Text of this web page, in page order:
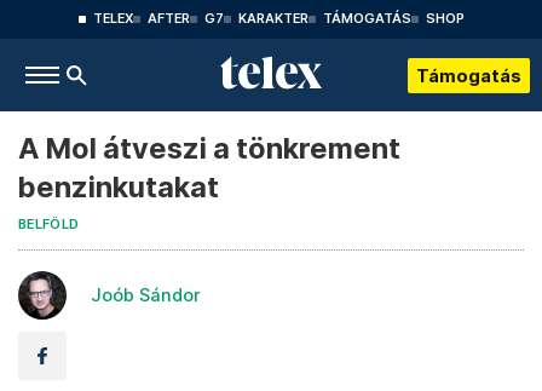
TELEX AFTER G7 KARAKTER TÁMOGATÁS SHOP
Támogatás
A Mol átveszi a tönkrement
benzinkutakat
BELFÖLD
Joób Sándor